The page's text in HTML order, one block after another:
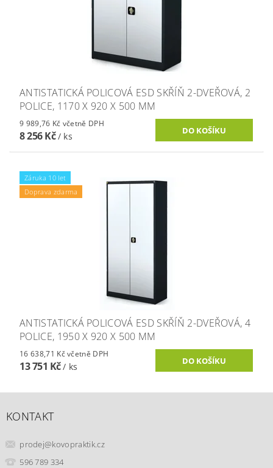
ANTISTATICKÁ POLICOVÁ ESD SKŘÍŇ 2-DVEŘOVÁ, 2
POLICE, 1170 X 920 X 500 MM
9 989,76 Kč včetně DPH
8 256 Kč/ ks
Záruka 10 let
Doprava zdarma
ANTISTATICKÁ POLICOVÁ ESD SKŘÍŇ 2-DVEŘOVÁ, 4
POLICE, 1950 X 920 X 500 MM
16 638,71 Kč včetně DPH
13 751 Kč/ ks
KONTAKT
prodej@kovopraktik.cz
596 789 334